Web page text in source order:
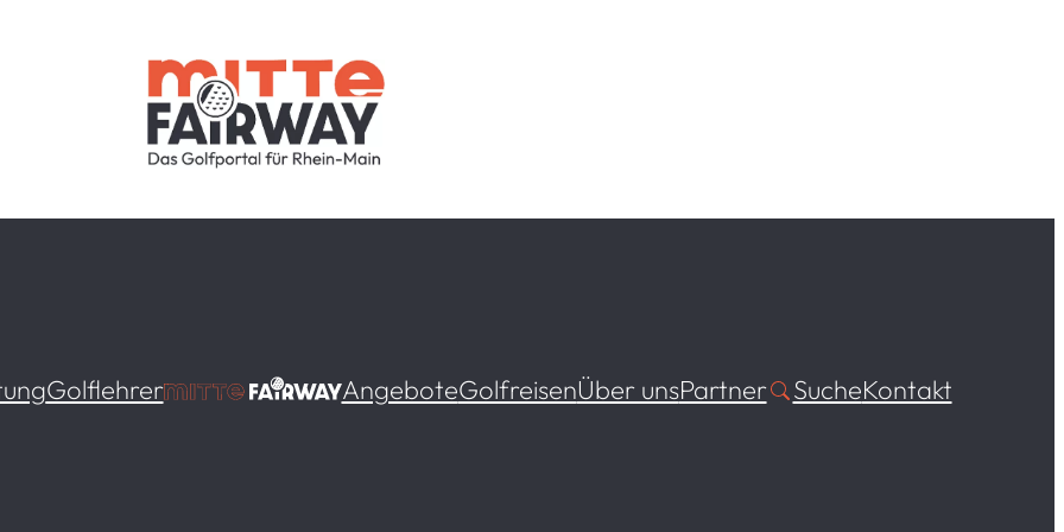
Golflehrer AngeboteGolfreisenÜber unsPartner SucheKontakt